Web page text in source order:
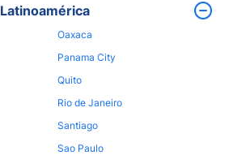
Latinoamérica
Oaxaca
Panama City
Quito
Rio de Janeiro
Santiago
Sao Paulo